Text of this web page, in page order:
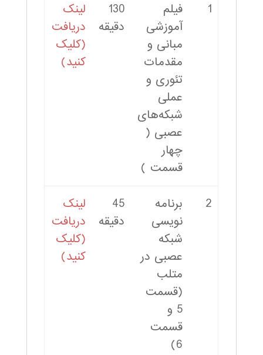
1
فیلم
آموزشی
مبانی و
مقدمات
تئوری و
عملی
شبکه‌های
عصبی (
چهار
قسمت )
130
دقیقه
لینک
دریافت
(کلیک
کنید)
2
برنامه
نویسی
شبکه
عصبی در
متلب
(قسمت
5 و
قسمت
6)
45
دقیقه
لینک
دریافت
(کلیک
کنید)